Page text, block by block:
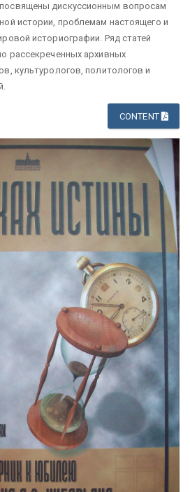
дискуссионным вопросам
истории, проблемам настоящего и
историографии. Ряд статей
рассекреченных архивных
культурологов, политологов и
CONTENT